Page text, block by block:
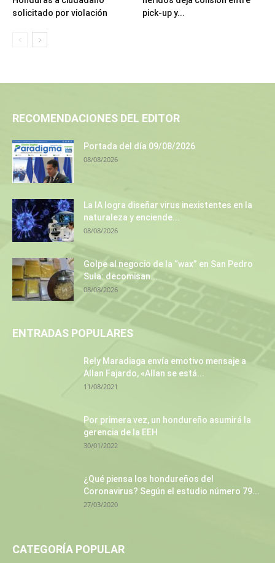
solicitado por violación
pick-up y...
RECOMENDACIONES DEL EDITOR
Portada del día 09/08/2026
08/08/2026
La IA logra diseñar virus inexistentes en la
naturaleza y enciende...
08/08/2026
Golpe al negocio de la “wax” en San Pedro
Sula: decomisan...
08/08/2026
ENTRADAS POPULARES
Rely Maradiaga envía emotivo mensaje a
Allan Fajardo, «Allan se está...
11/08/2021
Por primera vez, un hondureño asumirá la
gerencia de la EEH
30/01/2022
¿Qué piensa los hondureños del
Coronavirus? Según el estudio número 79...
27/03/2020
CATEGORÍA POPULAR